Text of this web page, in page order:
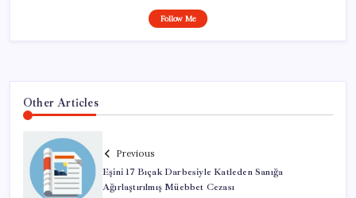
Follow Me
Other Articles
Previous
Eşini 17 Bıçak Darbesiyle Katleden Sanığa
Ağırlaştırılmış Müebbet Cezası